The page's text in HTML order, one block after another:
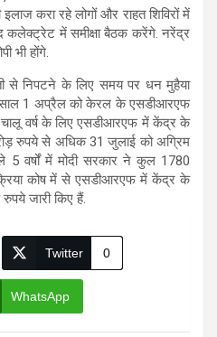
करा रहे लोगों और राहत शिविरों में
कलेक्ट्रेट में समीक्षा बैठक करेंगे. नरेंद्र
भी होंगे.
से निपटने के लिए समय पर धन मुहैया
1 अप्रैल को केरल के एसडीआरएफ
वर्ष के लिए एसडीआरएफ में केंद्र के
रुपये से अधिक 31 जुलाई को अग्रिम
5 वर्षों में मोदी सरकार ने कुल 1780
कोष में से एसडीआरएफ में केंद्र के
जारी किए हैं.
Twitter 0
WhatsApp